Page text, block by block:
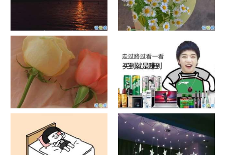
日出文案温柔句子 看日出的微
信说说配图
晒风景照的唯美说说配图 适合
发风景的朋友圈文案
官宣恋爱的说说配图 官宣句子
抖音摆地摊文案 摆地摊的搞笑
说说带图片